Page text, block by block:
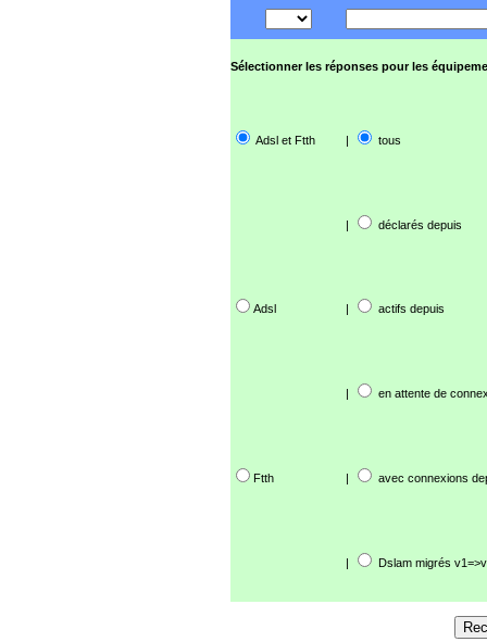
Sélectionner les réponses pour les
Adsl et Ftth | tous
| déclarés depuis
Adsl | actifs depuis
| en attente de
Ftth | avec connexions
| Dslam migrés